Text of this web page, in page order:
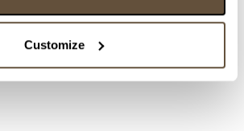
Customize
cm. Signováno vpravo dole
a informace o autorovi